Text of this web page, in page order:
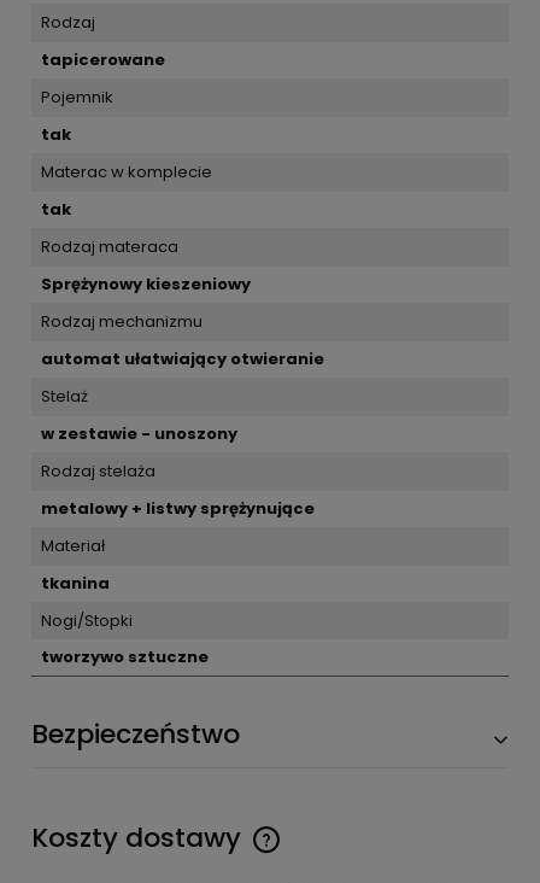
Rodzaj
tapicerowane
Pojemnik
tak
Materac w komplecie
tak
Rodzaj materaca
Sprężynowy kieszeniowy
Rodzaj mechanizmu
automat ułatwiający otwieranie
Stelaż
w zestawie - unoszony
Rodzaj stelaża
metalowy + listwy sprężynujące
Materiał
tkanina
Nogi/Stopki
tworzywo sztuczne
Bezpieczeństwo
Koszty dostawy